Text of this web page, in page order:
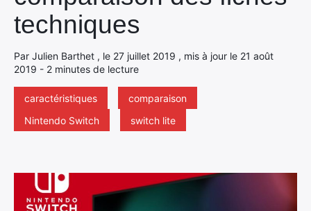
techniques
Par Julien Barthet , le 27 juillet 2019 , mis à jour le 21 août
2019 - 2 minutes de lecture
caractéristiques
comparaison
Nintendo Switch
switch lite